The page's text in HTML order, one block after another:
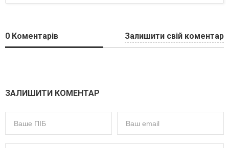
0 Коментарів Залишити свій коментар
ЗАЛИШИТИ КОМЕНТАР